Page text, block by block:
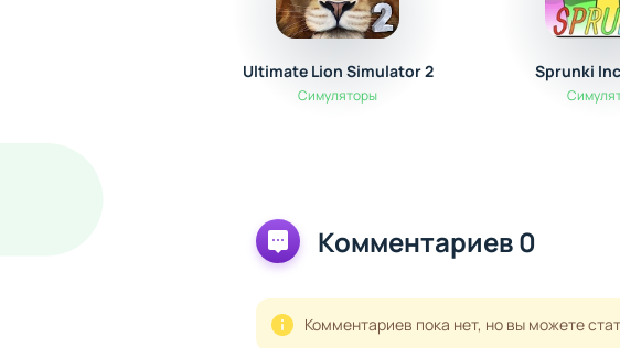
Ultimate Lion Simulator 2
Симуляторы
Sprunki
Комментариев 0
Комментариев пока нет, но вы можете